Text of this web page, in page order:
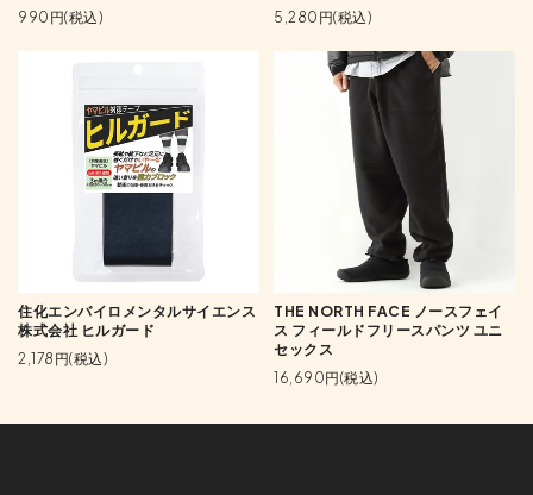
990円(税込)
5,280円(税込)
住化エンバイロメンタルサイエンス
株式会社 ヒルガード
2,178円(税込)
THE NORTH FACE ノースフェイ
ス フィールドフリースパンツ ユニ
セックス
16,690円(税込)